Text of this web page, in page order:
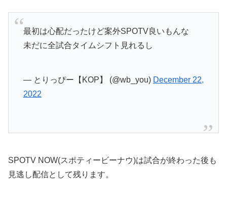
最初は心配だったけど案外SPOTV良いもんな
未だに全試合タイムシフト見れるし
— とりっぴー【KOP】 (@wb_you) December 22,
2022
SPOTV NOW(スポティービーナウ)は試合が終わった後も
見逃し配信として残ります。